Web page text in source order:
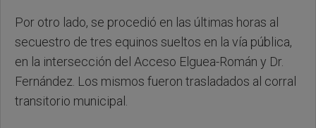
Por otro lado, se procedió en las últimas horas al
secuestro de tres equinos sueltos en la vía pública,
en la intersección del Acceso Elguea-Román y Dr.
Fernández. Los mismos fueron trasladados al corral
transitorio municipal.